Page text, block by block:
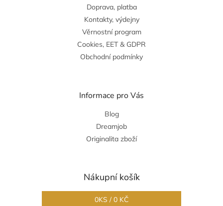
Doprava, platba
Kontakty, výdejny
Věrnostní program
Cookies, EET & GDPR
Obchodní podmínky
Informace pro Vás
Blog
Dreamjob
Originalita zboží
Nákupní košík
0KS / 0 KČ